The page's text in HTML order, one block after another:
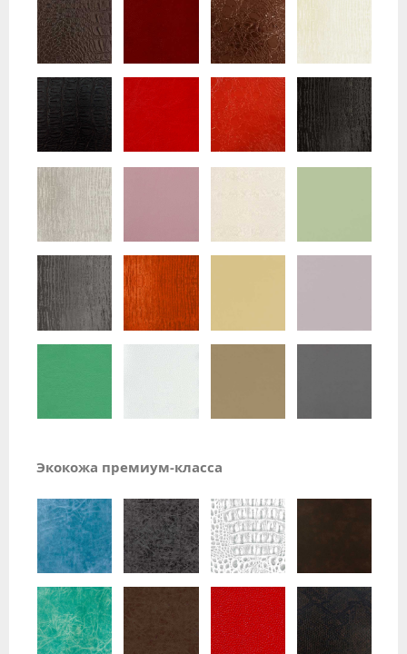
Экокожа премиум-класса